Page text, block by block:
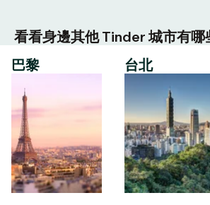
看看身邊其他 Tinder 城市有哪
巴黎
台北